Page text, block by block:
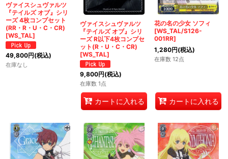
ヴァイスシュヴァルツ
『テイルズ オブ』シリ
ーズ 4枚コンプセット
(RR・R・U・C・CR)
[WS_TAL]
49,800円(税込)
在庫なし
ヴァイスシュヴァルツ
『テイルズ オブ』シリ
ーズ R以下4枚コンプセ
ット(R・U・C・CR)
[WS_TAL]
9,800円(税込)
在庫数 1点
カートに入れる
花の名の少女 ソフィ
[WS_TAL/S126-
001RR]
1,280円(税込)
在庫数 12点
カートに入れる